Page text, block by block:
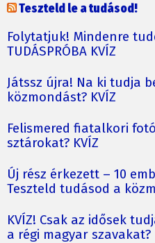
Teszteld le a tudásod!
Folytatjuk! Mindenre
TUDÁSPRÓBA KVÍZ
Játssz újra! Na ki tudja
közmondást? KVÍZ
Felismered fiatalkori
sztárokat? KVÍZ
Új rész érkezett – 10
Teszteld tudásod a
KVÍZ! Csak az idősek
a régi magyar szavakat?